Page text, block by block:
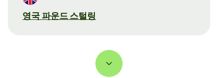
영국 파운드 스털링